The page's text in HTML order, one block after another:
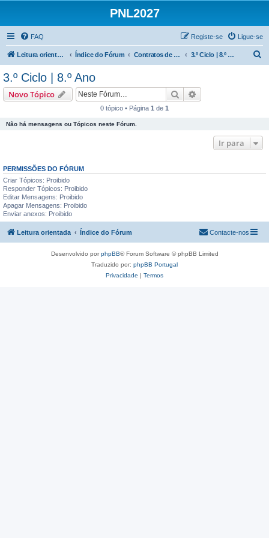
PNL2027
FAQ Ligue-se
Registe-se
Leitura orientada Índice do Fórum Contratos de leitura | 3.º Ciclo 3.º Ciclo | 8.º Ano
3.º Ciclo | 8.º Ano
Novo Tópico Pesquisar
0 tópico • Página 1 de 1
Não há mensagens ou Tópicos neste Fórum.
Ir para
PERMISSÕES DO FÓRUM
Criar Tópicos: Proibido
Responder Tópicos: Proibido
Editar Mensagens: Proibido
Apagar Mensagens: Proibido
Enviar anexos: Proibido
Leitura orientada Índice do Fórum Contacte-nos
Desenvolvido porphpBB® Forum Software © phpBB Limited
Traduzido por: phpBB Portugal
Privacidade | Termos